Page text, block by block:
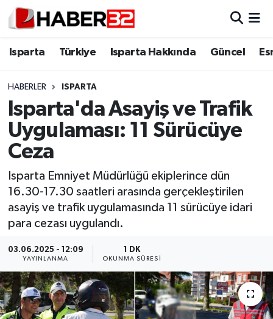
Isparta Türkiye Isparta Hakkında Güncel
HABERLER ISPARTA
Isparta'da Asayiş ve Trafik
Uygulaması: 11 Sürücüye
Ceza
Isparta Emniyet Müdürlüğü ekiplerince dün
16.30-17.30 saatleri arasında gerçekleştirilen
asayiş ve trafik uygulamasında 11 sürücüye idari
para cezası uygulandı.
03.06.2025 - 12:09
YAYINLANMA
1 DK
OKUNMA SÜRESI
Isparta
Esnaf Diyor ki;
ASAYİŞ
BİLİM VE TEKNOLOJİ
EĞİTİM
Güncel
HABERDE İNSAN
Isparta Nöbetçi Eczaneler
Isparta Trafik Yoğunluk Haritası
Süper Lig Puan Durumu ve Fikstür
Tüm Manşetler
Son Dakika Haberleri
Haber Arşivi